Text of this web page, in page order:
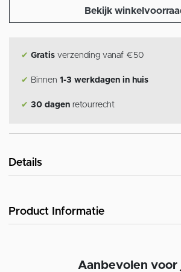
Bekijk
✔ Gratis verzending vanaf €50
✔ Binnen 1-3 werkdagen in huis
✔ 30 dagen retourrecht
Details
Product Informatie
Aanbevolen voor